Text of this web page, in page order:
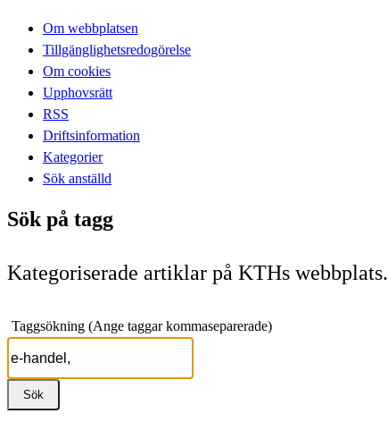
Om webbplatsen
Tillgänglighetsredogörelse
Om cookies
Upphovsrätt
RSS
Driftsinformation
Kategorier
Sök anställd
Sök på tagg
Kategoriserade artiklar på KTHs webbplats.
Taggsökning (Ange taggar kommaseparerade)